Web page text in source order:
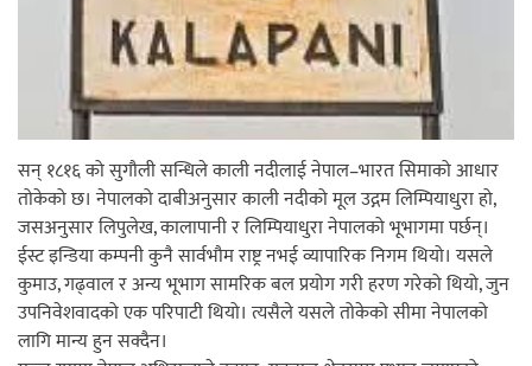
अर्जुन चन्द्रको ‘संवेदनाका प्रतिध्वनि’
मुक्तकसङ्ग्रह लोकार्पण
‘दुर्गा’ निर्माण गर्दै सम्राट
सन् १८१६ को सुगौली सन्धिले काली नदीलाई नेपाल–भारत सिमाको आधार
तोकेको छ। नेपालको दाबीअनुसार काली नदीको मूल उद्गम लिम्पियाधुरा हो,
जसअनुसार लिपुलेख, कालापानी र लिम्पियाधुरा नेपालको भूभागमा पर्छन्।
ईस्ट इन्डिया कम्पनी कुनै सार्वभौम राष्ट्र नभई व्यापारिक निगम थियो। यसले
कुमाउ, गढ्वाल र अन्य भूभाग सामरिक बल प्रयोग गरी हरण गरेको थियो, जुन
उपनिवेशवादको एक परिपाटी थियो। त्यसैले यसले तोकेको सीमा नेपालको
लागि मान्य हुन सक्दैन।